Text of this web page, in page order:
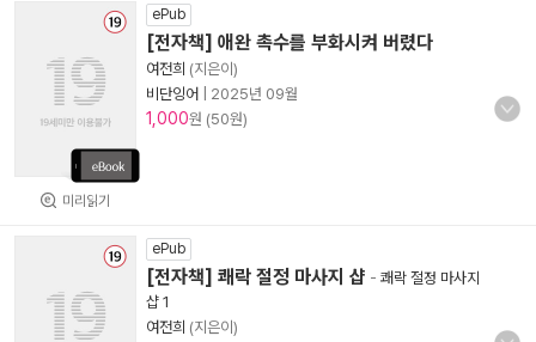
미리읽기
ePub
[전자책] 애완 촉수를 부화시켜 버렸다
여전희 (지은이)
비단잉어
2025년 09월
1,000원 (50원)
ePub
[전자책] 쾌락 절정 마사지 샵 - 쾌락 절정 마사지
샵 1
여전희 (지은이)